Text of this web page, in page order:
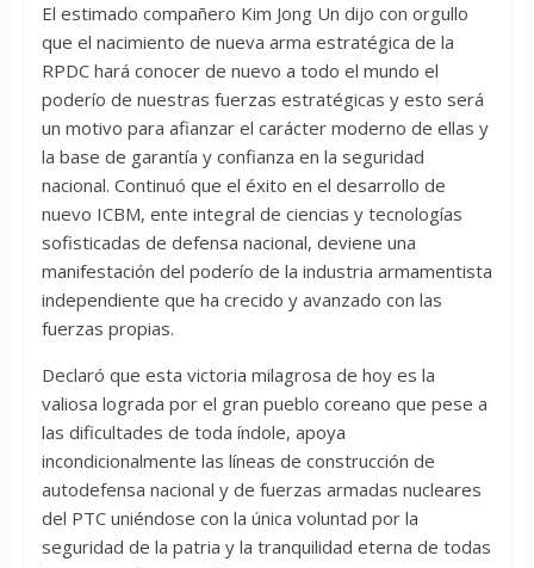
El estimado compañero Kim Jong Un dijo con orgullo
que el nacimiento de nueva arma estratégica de la
RPDC hará conocer de nuevo a todo el mundo el
poderío de nuestras fuerzas estratégicas y esto será
un motivo para afianzar el carácter moderno de ellas y
la base de garantía y confianza en la seguridad
nacional. Continuó que el éxito en el desarrollo de
nuevo ICBM, ente integral de ciencias y tecnologías
sofisticadas de defensa nacional, deviene una
manifestación del poderío de la industria armamentista
independiente que ha crecido y avanzado con las
fuerzas propias.
Declaró que esta victoria milagrosa de hoy es la
valiosa lograda por el gran pueblo coreano que pese a
las dificultades de toda índole, apoya
incondicionalmente las líneas de construcción de
autodefensa nacional y de fuerzas armadas nucleares
del PTC uniéndose con la única voluntad por la
seguridad de la patria y la tranquilidad eterna de todas